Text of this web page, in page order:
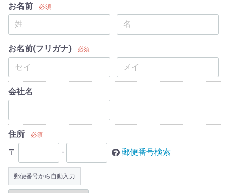
お名前 必須
お名前(フリガナ) 必須
会社名
住所 必須
〒 - 郵便番号検索
郵便番号から自動入力